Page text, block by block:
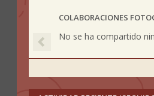
COLABORACIONES
No se ha compartido
Previous